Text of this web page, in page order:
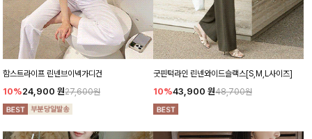
함스트라이프 린넨브이넥가디건
10%24,900 원27,600원
굿핀턱라인 린넨와이드슬랙스[S,M,L사이즈]
10%43,900 원48,700원